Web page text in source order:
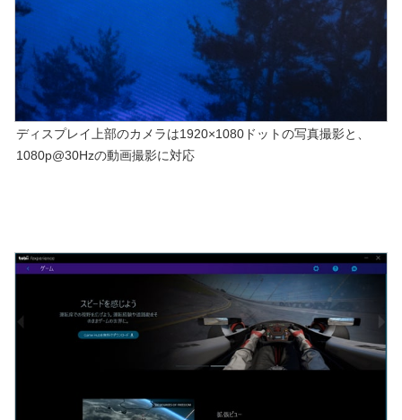
ディスプレイ上部のカメラは1920×1080ドットの写真撮影と、
1080p@30Hzの動画撮影に対応